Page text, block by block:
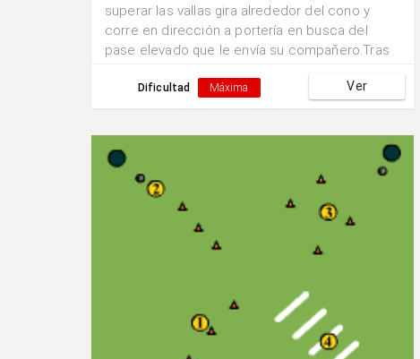
superar las vallas gira alrededor del cono y
corre en dirección a portería en busca del
pase elevado que le envía su compañero.Tras
posiciones.
Dificultad Máxima Ver